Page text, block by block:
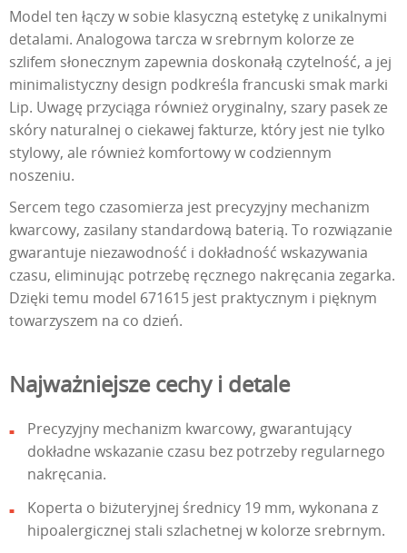
Model ten łączy w sobie klasyczną estetykę z unikalnymi
detalami. Analogowa tarcza w srebrnym kolorze ze
szlifem słonecznym zapewnia doskonałą czytelność, a jej
minimalistyczny design podkreśla francuski smak marki
Lip. Uwagę przyciąga również oryginalny, szary pasek ze
skóry naturalnej o ciekawej fakturze, który jest nie tylko
stylowy, ale również komfortowy w codziennym
noszeniu.
Sercem tego czasomierza jest precyzyjny mechanizm
kwarcowy, zasilany standardową baterią. To rozwiązanie
gwarantuje niezawodność i dokładność wskazywania
czasu, eliminując potrzebę ręcznego nakręcania zegarka.
Dzięki temu model 671615 jest praktycznym i pięknym
towarzyszem na co dzień.
Najważniejsze cechy i detale
Precyzyjny mechanizm kwarcowy, gwarantujący
dokładne wskazanie czasu bez potrzeby regularnego
nakręcania.
Koperta o biżuteryjnej średnicy 19 mm, wykonana z
hipoalergicznej stali szlachetnej w kolorze srebrnym.